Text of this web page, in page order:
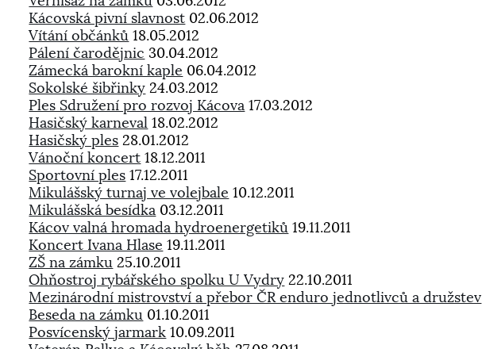
Kácovská pivní slavnost 02.06.2012
Vítání občánků 18.05.2012
Pálení čarodějnic 30.04.2012
Zámecká barokní kaple 06.04.2012
Sokolské šibřinky 24.03.2012
Ples Sdružení pro rozvoj Kácova 17.03.2012
Hasičský karneval 18.02.2012
Hasičský ples 28.01.2012
Vánoční koncert 18.12.2011
Sportovní ples 17.12.2011
Mikulášský turnaj ve volejbale 10.12.2011
Mikulášská besídka 03.12.2011
Kácov valná hromada hydroenergetiků 19.11.2011
Koncert Ivana Hlase 19.11.2011
ZŠ na zámku 25.10.2011
Ohňostroj rybářského spolku U Vydry 22.10.2011
Mezinárodní mistrovství a přebor ČR enduro jednotlivců a družstev
Beseda na zámku 01.10.2011
Posvícenský jarmark 10.09.2011